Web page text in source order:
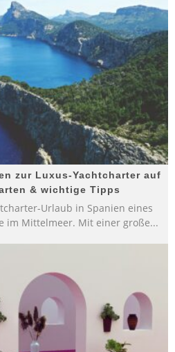
zur Luxus-Yachtcharter auf
& wichtige Tipps
Urlaub in Spanien eines
im Mittelmeer. Mit einer große...